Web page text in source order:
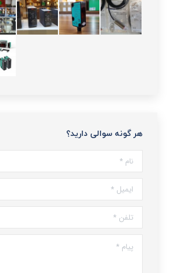
هر گونه سوالی دارید؟
نام *
ایمیل *
تلفن *
پیام *